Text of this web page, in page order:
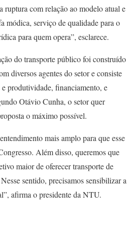
ruptura com relação ao modelo atual e
módica, serviço de qualidade para o
para quem opera”, esclarece.
do transporte público foi construído
diversos agentes do setor e consiste
produtividade, financiamento, e
Otávio Cunha, o setor quer
o máximo possível.
mais amplo para que esse
Além disso, queremos que
maior de oferecer transporte de
sentido, precisamos sensibilizar a
afirma o presidente da NTU.